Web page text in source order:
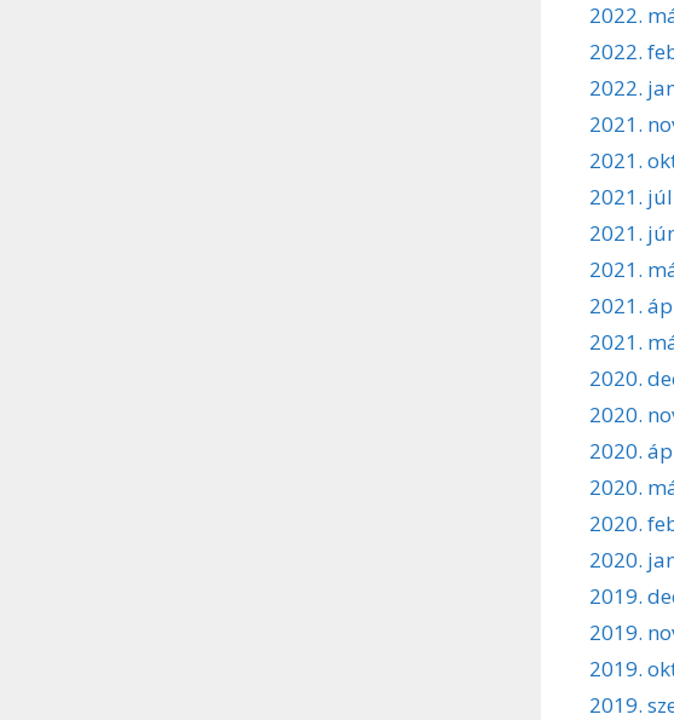
2022.
2022.
2022.
2021.
2021.
2021.
2021.
2021.
2021.
2021.
2020.
2020.
2020.
2020.
2020.
2020.
2019.
2019.
2019.
2019.